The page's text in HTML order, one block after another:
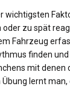
wichtigsten
oder zu spät
Fahrzeug
finden und
mit denen
lernt man,